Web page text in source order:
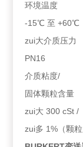
环境温度
-15℃ 至 +60℃
zui大介质压力
PN16
介质粘度/
固体颗粒含量
zui大 300 cSt /
zui多 1%（颗